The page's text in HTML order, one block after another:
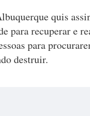
quis
para recuperar e
para
destruir.